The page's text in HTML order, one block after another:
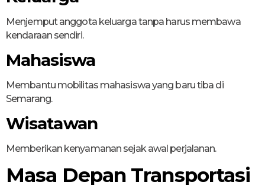
Menjemput anggota keluarga tanpa harus membawa
kendaraan sendiri.
Mahasiswa
Membantu mobilitas mahasiswa yang baru tiba di
Semarang.
Wisatawan
Memberikan kenyamanan sejak awal perjalanan.
Masa Depan Transportasi